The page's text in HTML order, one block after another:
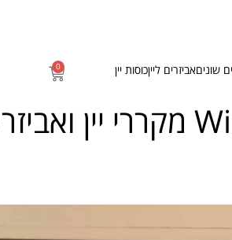
שוניםאביזרים לייןכוסות יין 0